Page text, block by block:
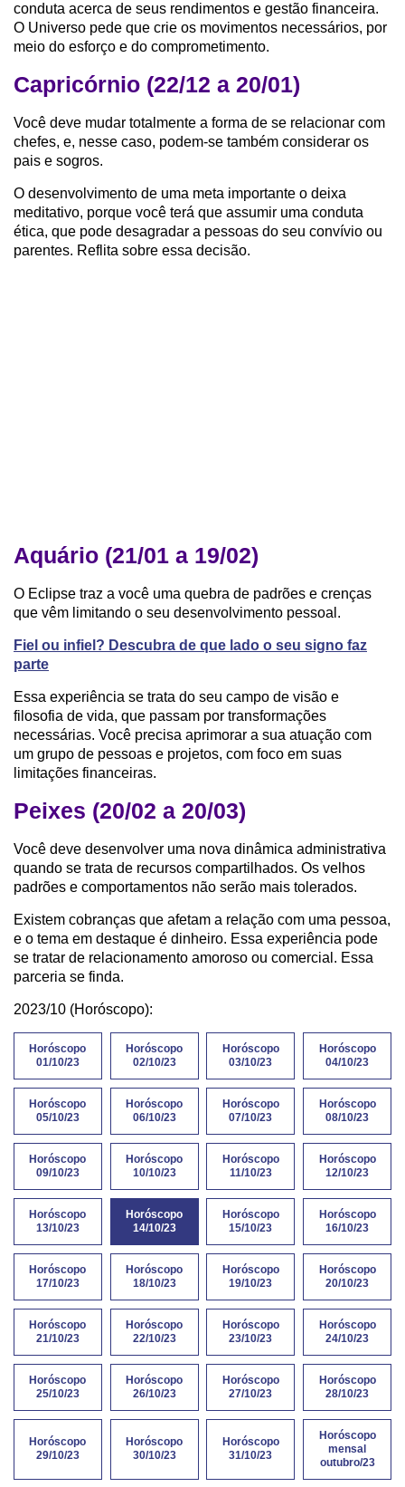
conduta acerca de seus rendimentos e gestão financeira.
O Universo pede que crie os movimentos necessários, por
meio do esforço e do comprometimento.
Capricórnio (22/12 a 20/01)
Você deve mudar totalmente a forma de se relacionar com
chefes, e, nesse caso, podem-se também considerar os
pais e sogros.
O desenvolvimento de uma meta importante o deixa
meditativo, porque você terá que assumir uma conduta
ética, que pode desagradar a pessoas do seu convívio ou
parentes. Reflita sobre essa decisão.
Aquário (21/01 a 19/02)
O Eclipse traz a você uma quebra de padrões e crenças
que vêm limitando o seu desenvolvimento pessoal.
Fiel ou infiel? Descubra de que lado o seu signo faz
parte
Essa experiência se trata do seu campo de visão e
filosofia de vida, que passam por transformações
necessárias. Você precisa aprimorar a sua atuação com
um grupo de pessoas e projetos, com foco em suas
limitações financeiras.
Peixes (20/02 a 20/03)
Você deve desenvolver uma nova dinâmica administrativa
quando se trata de recursos compartilhados. Os velhos
padrões e comportamentos não serão mais tolerados.
Existem cobranças que afetam a relação com uma pessoa,
e o tema em destaque é dinheiro. Essa experiência pode
se tratar de relacionamento amoroso ou comercial. Essa
parceria se finda.
2023/10 (Horóscopo):
Horóscopo
01/10/23
Horóscopo
02/10/23
Horóscopo
03/10/23
Horóscopo
04/10/23
Horóscopo
05/10/23
Horóscopo
06/10/23
Horóscopo
07/10/23
Horóscopo
08/10/23
Horóscopo
09/10/23
Horóscopo
10/10/23
Horóscopo
11/10/23
Horóscopo
12/10/23
Horóscopo
13/10/23
Horóscopo
14/10/23
Horóscopo
15/10/23
Horóscopo
16/10/23
Horóscopo
17/10/23
Horóscopo
18/10/23
Horóscopo
19/10/23
Horóscopo
20/10/23
Horóscopo
21/10/23
Horóscopo
22/10/23
Horóscopo
23/10/23
Horóscopo
24/10/23
Horóscopo
25/10/23
Horóscopo
26/10/23
Horóscopo
27/10/23
Horóscopo
28/10/23
Horóscopo
29/10/23
Horóscopo
30/10/23
Horóscopo
31/10/23
Horóscopo
mensal
outubro/23